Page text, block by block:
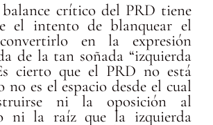
crítico del PRD tiene
el intento de blanquear el
en la expresión
de la tan soñada “izquierda
cierto que el PRD no está
no es el espacio desde el cual
ni la oposición al
ni la raíz que la izquierda